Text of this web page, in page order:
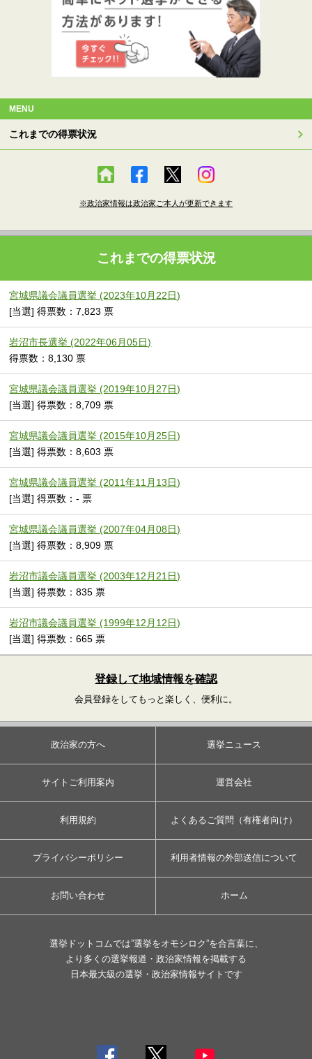
MENU
これまでの得票状況
※政治家情報は政治家ご本人が更新できます
これまでの得票状況
宮城県議会議員選挙 (2023年10月22日)
[当選] 得票数：7,823 票
岩沼市長選挙 (2022年06月05日)
得票数：8,130 票
宮城県議会議員選挙 (2019年10月27日)
[当選] 得票数：8,709 票
宮城県議会議員選挙 (2015年10月25日)
[当選] 得票数：8,603 票
宮城県議会議員選挙 (2011年11月13日)
[当選] 得票数：- 票
宮城県議会議員選挙 (2007年04月08日)
[当選] 得票数：8,909 票
岩沼市議会議員選挙 (2003年12月21日)
[当選] 得票数：835 票
岩沼市議会議員選挙 (1999年12月12日)
[当選] 得票数：665 票
登録して地域情報を確認
会員登録をしてもっと楽しく、便利に。
政治家の方へ 選挙ニュース
サイトご利用案内 運営会社
利用規約 よくあるご質問（有権者向け）
プライバシーポリシー 利用者情報の外部送信について
お問い合わせ ホーム
選挙ドットコムでは”選挙をオモシロク”を合言葉に、
より多くの選挙報道・政治家情報を掲載する
日本最大級の選挙・政治家情報サイトです